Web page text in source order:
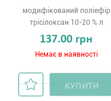
модифікований поліефір
трісілоксан 10-20 % л
137.00 грн
Немає в наявності
КУПИТИ